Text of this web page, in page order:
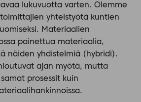
lukuvuotta varten. Olemme
yhteistyötä kuntien
Materiaalien
painettua materiaalia,
näiden yhdistelmiä (hybridi).
ajan myötä, mutta
prosessit kuin